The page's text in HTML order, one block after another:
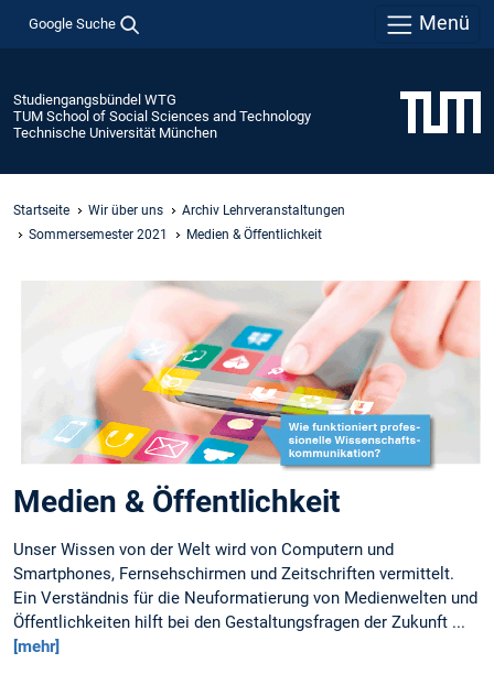
Google Suche Menü
Studiengangsbündel WTG
TUM School of Social Sciences and Technology
Technische Universität München
Startseite Wir über uns
Archiv Lehrveranstaltungen
Sommersemester 2021
Medien & Öffentlichkeit
Medien & Öffentlichkeit
Unser Wissen von der Welt wird von Computern und
Smartphones, Fernsehschirmen und Zeitschriften vermittelt.
Ein Verständnis für die Neuformatierung von Medienwelten und
Öffentlichkeiten hilft bei den Gestaltungsfragen der Zukunft ...
[mehr]